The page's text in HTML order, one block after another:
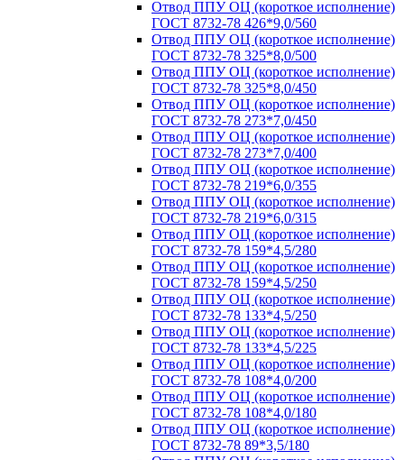
Отвод ППУ ОЦ (короткое исполнение)
ГОСТ 8732-78 426*9,0/560
Отвод ППУ ОЦ (короткое исполнение)
ГОСТ 8732-78 325*8,0/500
Отвод ППУ ОЦ (короткое исполнение)
ГОСТ 8732-78 325*8,0/450
Отвод ППУ ОЦ (короткое исполнение)
ГОСТ 8732-78 273*7,0/450
Отвод ППУ ОЦ (короткое исполнение)
ГОСТ 8732-78 273*7,0/400
Отвод ППУ ОЦ (короткое исполнение)
ГОСТ 8732-78 219*6,0/355
Отвод ППУ ОЦ (короткое исполнение)
ГОСТ 8732-78 219*6,0/315
Отвод ППУ ОЦ (короткое исполнение)
ГОСТ 8732-78 159*4,5/280
Отвод ППУ ОЦ (короткое исполнение)
ГОСТ 8732-78 159*4,5/250
Отвод ППУ ОЦ (короткое исполнение)
ГОСТ 8732-78 133*4,5/250
Отвод ППУ ОЦ (короткое исполнение)
ГОСТ 8732-78 133*4,5/225
Отвод ППУ ОЦ (короткое исполнение)
ГОСТ 8732-78 108*4,0/200
Отвод ППУ ОЦ (короткое исполнение)
ГОСТ 8732-78 108*4,0/180
Отвод ППУ ОЦ (короткое исполнение)
ГОСТ 8732-78 89*3,5/180